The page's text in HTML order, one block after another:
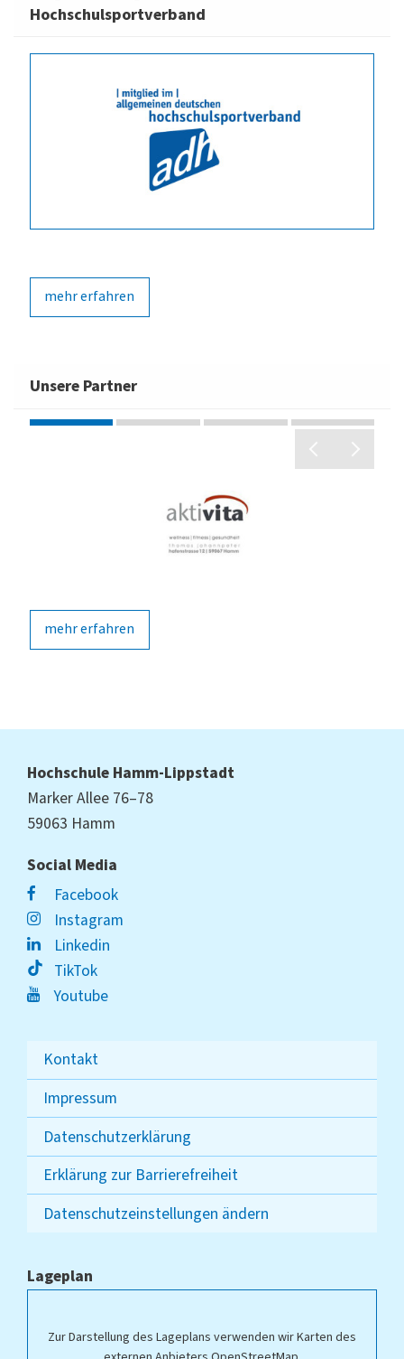
Hochschulsportverband
mehr erfahren
Unsere Partner
mehr erfahren
Hochschule Hamm-Lippstadt
Marker Allee 76–78
59063 Hamm
Social Media
Facebook
Instagram
Linkedin
TikTok
Youtube
Kontakt
Impressum
Datenschutzerklärung
Erklärung zur Barrierefreiheit
Datenschutzeinstellungen ändern
Lageplan
Zur Darstellung des Lageplans verwenden wir Karten des